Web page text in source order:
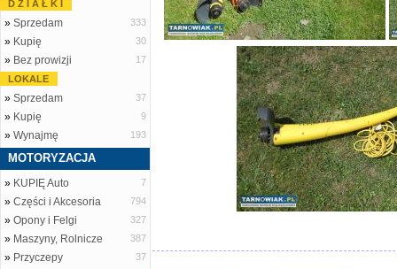
D Z I A Ł K I
» Sprzedam 333
» Kupię 30
» Bez prowizji
17
LOKALE
» Sprzedam 37
» Kupię 9
» Wynajmę 193
MOTORYZACJA
» KUPIĘ Auto 7
» Części i Akcesoria 794
» Opony i Felgi 327
» Maszyny, Rolnicze 387
» Przyczepy 37